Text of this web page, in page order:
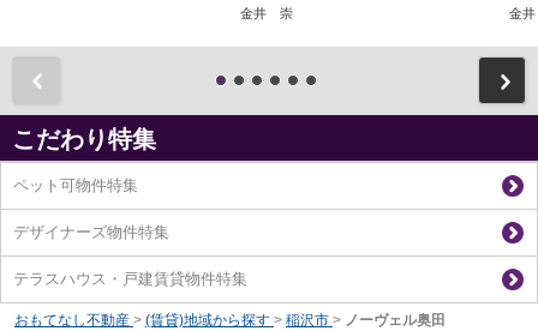
金井 崇 金
こだわり特集
ペット可物件特集
デザイナーズ物件特集
テラスハウス・戸建賃貸物件特集
おもてなし不動産 > (賃貸)地域から探す > 稲沢市 > ノーヴェル奥田